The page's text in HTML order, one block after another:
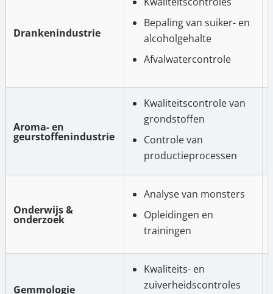
Drankenindustrie
Bepaling van suiker- en
alcoholgehalte
Afvalwatercontrole
Aroma- en
geurstoffenindustrie
Kwaliteitscontrole van
grondstoffen
Controle van
productieprocessen
Onderwijs &
onderzoek
Analyse van monsters
Opleidingen en
trainingen
Gemmologie
Kwaliteits- en
zuiverheidscontroles